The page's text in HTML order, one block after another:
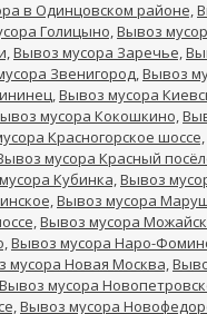
в Одинцовском районе,
Голицыно,Вывоз
Вывоз мусора Заречье,
Звенигород,Вывоз
Вывоз мусора
мусора Кокошкино,
Красногорское шоссе,
мусора Красный
Кубинка,Вывоз
Вывоз мусора
Вывоз мусора
Вывоз мусора Наро-
мусора Новая Москва,
Вывоз мусора
Вывоз мусора